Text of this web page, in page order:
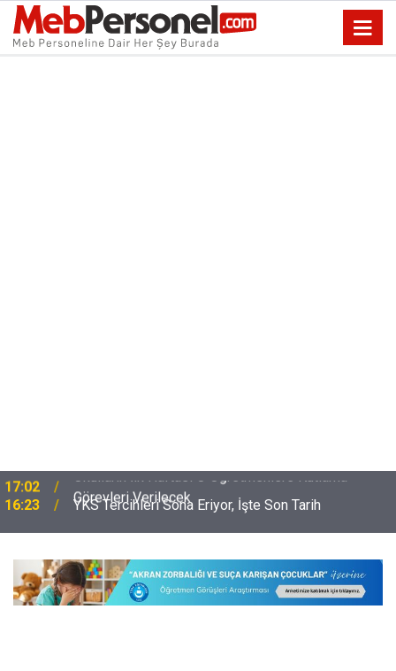
16:23 YKS Tercihleri Sona Eriyor, İşte Son Tarih